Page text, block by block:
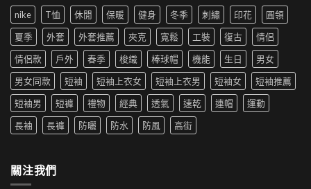
尚
革
新〉
中
為
夏
季
新
寵〉
中
生
穿
搭
推
薦|
女
生
穿
推
薦〉
中
用
洗
衣
機
嗎
防
水
外
套
清
洗〉
nike T恤 休閒 保暖 健身 冬季 刺繡 印花
圓領
夏季
外套 外套推薦 夾克 寬鬆 工裝 復古
情侶
情侶款
戶外 春季 梭織 棒球帽 機能 生日
男女
男女同款
短袖 短袖上衣女 短袖上衣男 短袖女
短袖推薦
短袖男
短褲 禮物 經典 透氣 速乾 連帽
運動
長袖
長褲 防曬 防水 防風 高街
關注我們